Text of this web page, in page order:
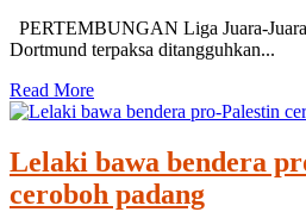
PERTEMBUNGAN Liga Juara-
Dortmund terpaksa ditangguhkan...
Read More
Lelaki bawa bendera
ceroboh padang